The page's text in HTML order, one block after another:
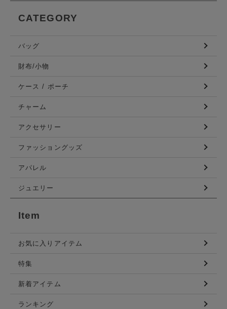
CATEGORY
バッグ
財布/小物
ケース / ポーチ
チャーム
アクセサリー
ファッショングッズ
アパレル
ジュエリー
Item
お気に入りアイテム
特集
新着アイテム
ランキング